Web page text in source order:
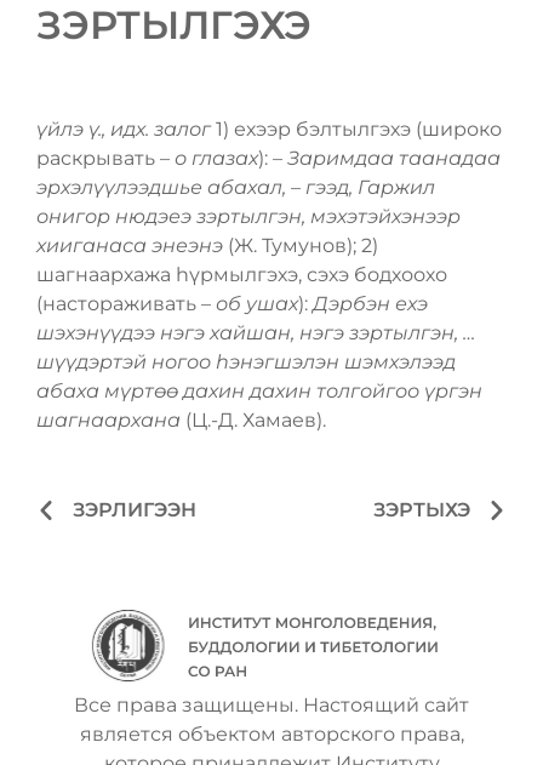
ЗЭРТЫЛГЭХЭ
үйлэ ү., идх. залог1) ехээр бэлтылгэхэ (широко
раскрывать – о глазах): – Заримдаа таанадаа
эрхэлүүлээдшье абахал, – гээд, Гаржил
онигор нюдэеэ зэртылгэн, мэхэтэйхэнээр
хииганаса энеэнэ (Ж. Тумунов); 2)
шагнаархажа һүрмылгэхэ, сэхэ бодхоохо
(настораживать – об ушах):Дэрбэн ехэ
шэхэнүүдээ нэгэ хайшан, нэгэ зэртылгэн, …
шүүдэртэй ногоо һэнэгшэлэн шэмхэлээд
абаха мүртѳѳ дахин дахин толгойгоо үргэн
шагнаархана (Ц.-Д. Хамаев).
ЗЭРЛИГЭЭН ЗЭРТЫХЭ
Все права защищены. Настоящий сайт
является объектом авторского права,